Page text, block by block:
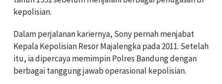
kepolisian.
Dalam perjalanan kariernya, Sony pernah menjabat
Kepala Kepolisian Resor Majalengka pada 2011. Setelah
itu, ia dipercaya memimpin Polres Bandung dengan
berbagai tanggung jawab operasional kepolisian.